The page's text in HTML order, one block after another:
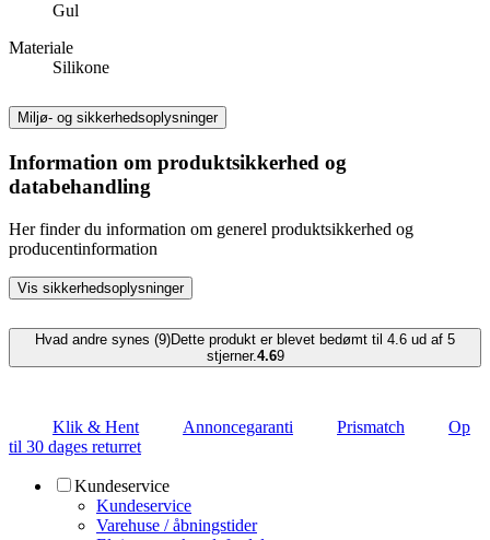
Gul
Materiale
Silikone
Miljø- og sikkerhedsoplysninger
Information om produktsikkerhed og
databehandling
Her finder du information om generel produktsikkerhed og
producentinformation
Vis sikkerhedsoplysninger
Hvad andre synes (9)Dette produkt er blevet bedømt til 4.6 ud af 5
stjerner.4.69
Klik & Hent Annoncegaranti Prismatch
Op
til 30 dages returret
Kundeservice
Kundeservice
Varehuse / åbningstider